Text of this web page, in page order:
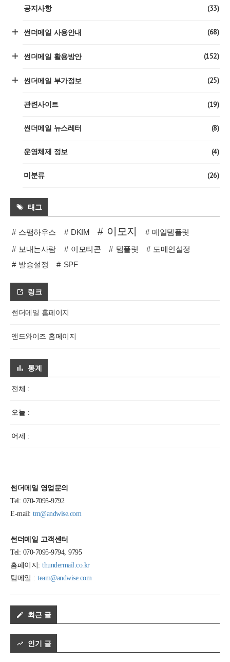
공지사항 (33)
썬더메일 사용안내 (68)
썬더메일 활용방안 (152)
썬더메일 부가정보 (25)
관련사이트 (19)
썬더메일 뉴스레터 (8)
운영체제 정보 (4)
미분류 (26)
태그
스팸하우스 DKIM 이모지
메일템플릿
보내는사람
이모티콘 템플릿
도메인설정
발송설정
SPF
링크
썬더메일 홈페이지
앤드와이즈 홈페이지
통계
전체 :
오늘 :
어제 :
썬더메일 영업문의
Tel: 070-7095-9792
E-mail: tm@andwise.com
썬더메일 고객센터
Tel: 070-7095-9794, 9795
홈페이지: thundermail.co.kr
팀메일 : team@andwise.com
최근 글
인기 글